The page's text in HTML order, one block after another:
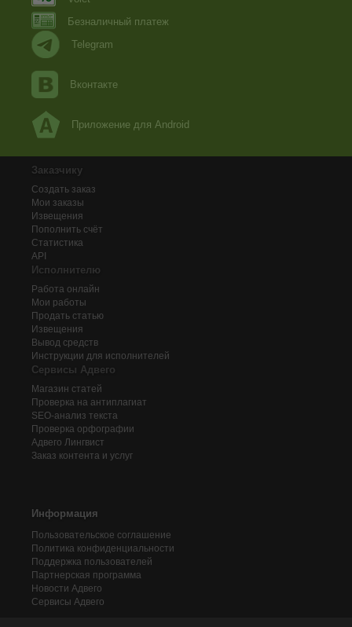
Безналичный платеж
Telegram
Вконтакте
Приложение для Android
Заказчику
Создать заказ
Мои заказы
Извещения
Пополнить счёт
Статистика
API
Исполнителю
Работа онлайн
Мои работы
Продать статью
Извещения
Вывод средств
Инструкции для исполнителей
Сервисы Адвего
Магазин статей
Проверка на антиплагиат
SEO-анализ текста
Проверка орфографии
Адвего Лингвист
Заказ контента и услуг
Информация
Пользовательское соглашение
Политика конфиденциальности
Поддержка пользователей
Партнерская программа
Новости Адвего
Сервисы Адвего